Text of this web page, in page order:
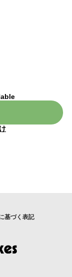
基づく表記